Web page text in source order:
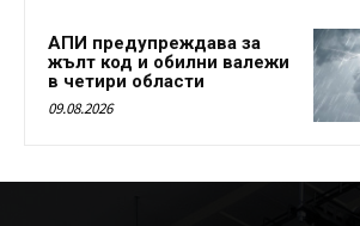
АПИ предупреждава за
жълт код и обилни валежи
в четири области
09.08.2026